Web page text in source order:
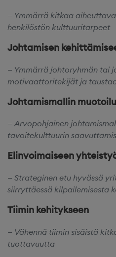
Ymmärrä kitkaa
henkilöstön kulttuuritarpeet
Johtamisen
Ymmärrä johtoryhmän tai
motivaattoritekijät ja
Johtamismallin
Arvopohjainen
tavoitekulttuurin
Elinvoimaiseen
Strateginen etu hyvässä
siirryttäessä kilpailemisesta
Tiimin kehitykseen
Vähennä tiimin sisäistä
tuottavuutta